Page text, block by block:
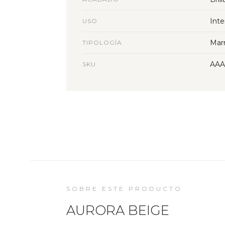
USO
TIPOLOGÍA
SKU AAA
SOBRE ESTE PRODUCTO
AURORA BEIGE